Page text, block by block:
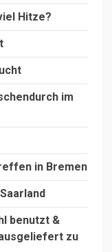
Hitze?
im
in Bremen
benutzt &
zu